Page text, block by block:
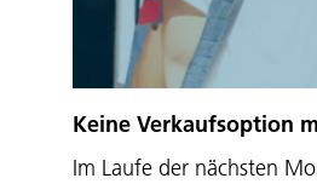
Keine Verkaufsoption
Im Laufe der nächsten